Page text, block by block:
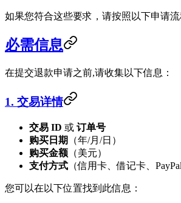
如果您符合这些要求，请按照以下申请流
必需信息
在提交退款申请之前,请收集以下信息：
1. 交易详情
交易 ID 或 订单号
购买日期
（年/月/日）
购买金额 （美元）
支付方式 （信用卡、借记卡、
您可以在以下位置找到此信息：